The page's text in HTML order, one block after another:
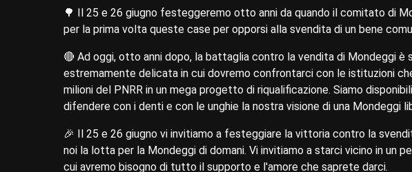
🌳 Il 25 e 26 giugno festeggeremo otto anni da quando il comitato di
per la prima volta queste case per opporsi alla svendita di un bene
🔴 Ad oggi, otto anni dopo, la battaglia contro la vendita di Mondeggi è
estremamente delicata in cui dovremo confrontarci con le istituzioni
milioni del PNRR in un mega progetto di riqualificazione. Siamo
difendere con i denti e con le unghie la nostra visione di una Mondeggi
🎉 Il 25 e 26 giugno vi invitiamo a festeggiare la vittoria contro la
noi la lotta per la Mondeggi di domani. Vi invitiamo a starci vicino in un
cui avremo bisogno di tutto il supporto e l'amore che saprete darci.